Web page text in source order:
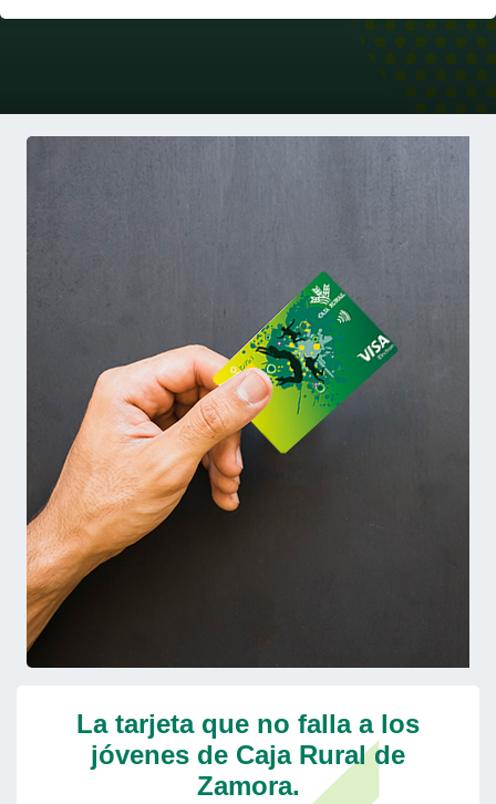
La tarjeta que no falla a los
jóvenes de Caja Rural de
Zamora.